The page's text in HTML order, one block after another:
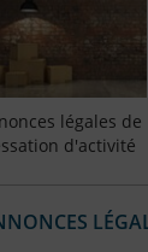
légales de
d'activité